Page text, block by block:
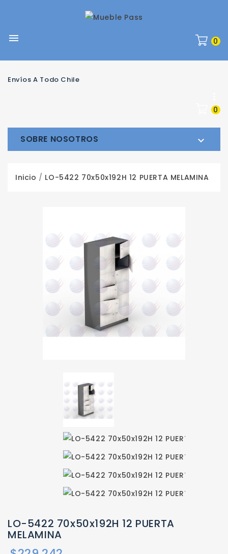
 0
Envíos A Todo Chile
0
SOBRE NOSOTROS 
Inicio LO-5422 70x50x192H 12 PUERTA MELAMINA
LO-5422 70x50x192H 12 PUERTA
MELAMINA